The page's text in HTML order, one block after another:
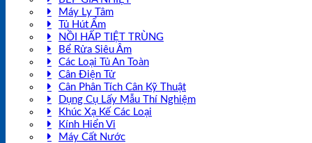
Máy Ly Tâm
Tủ Hút Ẩm
NỒI HẤP TIỆT TRÙNG
Bể Rửa Siêu Âm
Các Loại Tủ An Toàn
Cân Điện Tử
Cân Phân Tích Cân Kỹ Thuật
Dụng Cụ Lấy Mẫu Thí Nghiệm
Khúc Xạ Kế Các Loại
Kính Hiển Vi
Máy Cất Nước